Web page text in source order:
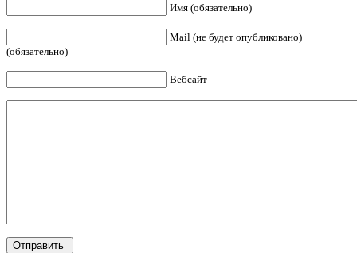
Имя (обязательно)
Mail (не будет опубликовано)
(обязательно)
Вебсайт